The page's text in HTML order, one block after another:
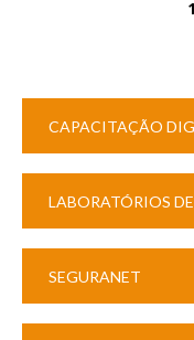
CAPACITAÇÃO
LABORATÓRIOS
SEGURANET